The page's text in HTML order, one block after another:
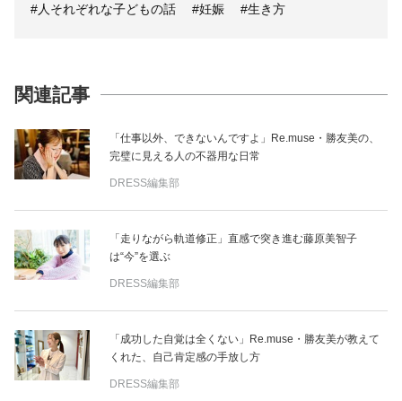
#人それぞれな子どもの話 #妊娠 #生き方
関連記事
「仕事以外、できないんですよ」Re.muse・勝友美の、
完璧に見える人の不器用な日常
DRESS編集部
「走りながら軌道修正」直感で突き進む藤原美智子
は“今”を選ぶ
DRESS編集部
「成功した自覚は全くない」Re.muse・勝友美が教えて
くれた、自己肯定感の手放し方
DRESS編集部